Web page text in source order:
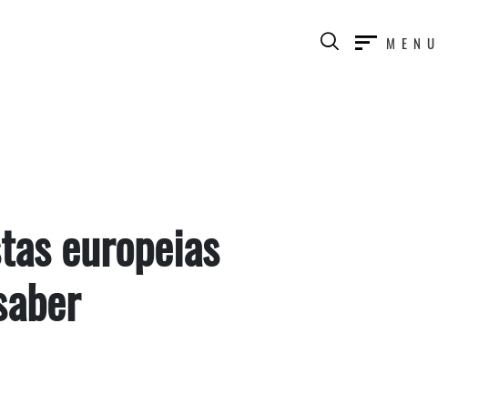
MENU
europeias